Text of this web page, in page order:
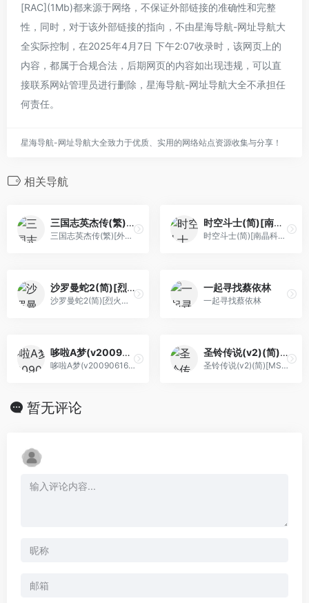
[RAC](1Mb)都来源于网络，不保证外部链接的准确性和完整
性，同时，对于该外部链接的指向，不由星海导航-网址导航大
全实际控制，在2025年4月7日 下午2:07收录时，该网页上的
内容，都属于合规合法，后期网页的内容如出现违规，可以直
接联系网站管理员进行删除，星海导航-网址导航大全不承担任
何责任。
星海导航-网址导航大全致力于优质、实用的网络站点资源收集与分享！
相关导航
三国志英杰传(繁)[外星科技](JP)[RPG](4Mb)
三国志英杰传(繁)[外星科技](JP)[RPG](4Mb)
时空斗士(简)[南晶科技](CN)[RPG](16Mb)
时空斗士(简)[南晶科技](CN)[RPG](16Mb)
沙罗曼蛇2(简)[烈火暴龙](JP)[STG](2Mb)
沙罗曼蛇2(简)[烈火暴龙](JP)[STG](2Mb)
一起寻找蔡依林
一起寻找蔡依林
哆啦A梦(v20090616)(繁)[Nokoh](JP)[ACT](1.37Mb)
哆啦A梦(v20090616)(繁)[Nokoh](JP)[ACT](1.37Mb)
圣铃传说(v2)(简)[MS](JP)[ACT](3Mb)
圣铃传说(v2)(简)[MS](JP)[ACT](3Mb)
暂无评论